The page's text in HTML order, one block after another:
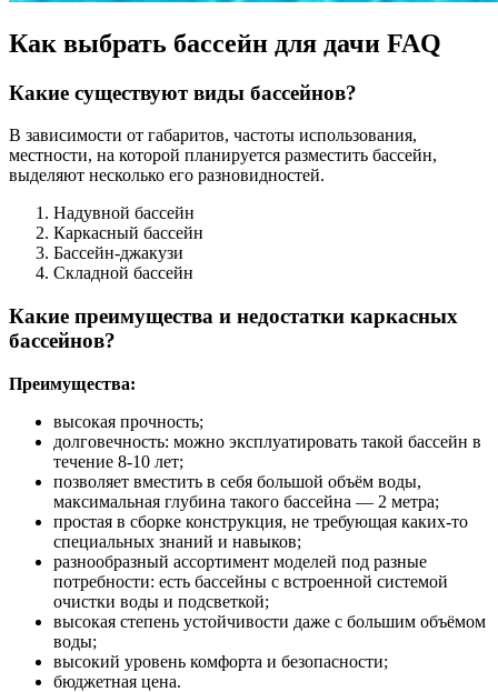
Как выбрать бассейн для дачи FAQ
Какие существуют виды бассейнов?
В зависимости от габаритов, частоты использования,
местности, на которой планируется разместить бассейн,
выделяют несколько его разновидностей.
Надувной бассейн
Каркасный бассейн
Бассейн-джакузи
Складной бассейн
Какие преимущества и недостатки каркасных
бассейнов?
Преимущества:
высокая прочность;
долговечность: можно эксплуатировать такой бассейн в
течение 8-10 лет;
позволяет вместить в себя большой объём воды,
максимальная глубина такого бассейна — 2 метра;
простая в сборке конструкция, не требующая каких-то
специальных знаний и навыков;
разнообразный ассортимент моделей под разные
потребности: есть бассейны с встроенной системой
очистки воды и подсветкой;
высокая степень устойчивости даже с большим объёмом
воды;
высокий уровень комфорта и безопасности;
бюджетная цена.